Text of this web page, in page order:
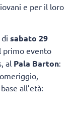
e per il loro
sabato 29
primo evento
al Pala Barton:
all’età: